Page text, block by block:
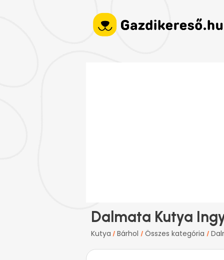
Dalmata Kutya
Kutya / Bárhol / Összes kategória /